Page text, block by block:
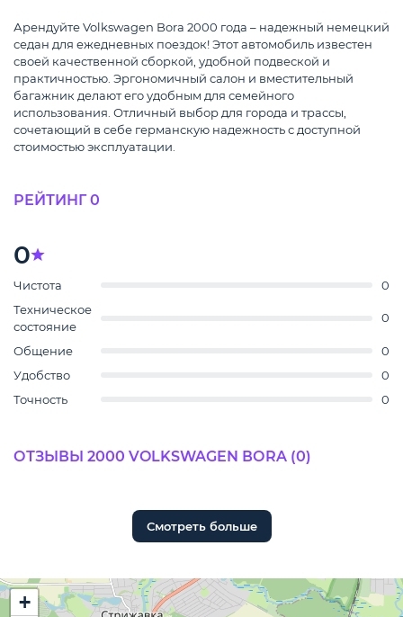
Арендуйте Volkswagen Bora 2000 года – надежный немецкий
седан для ежедневных поездок! Этот автомобиль известен
своей качественной сборкой, удобной подвеской и
практичностью. Эргономичный салон и вместительный
багажник делают его удобным для семейного
использования. Отличный выбор для города и трассы,
сочетающий в себе германскую надежность с доступной
стоимостью эксплуатации.
РЕЙТИНГ 0
0
Чистота
0
Техническое
состояние
0
Общение
0
Удобство
0
Точность
0
ОТЗЫВЫ 2000 VOLKSWAGEN ВОRA (0)
Смотреть больше
+